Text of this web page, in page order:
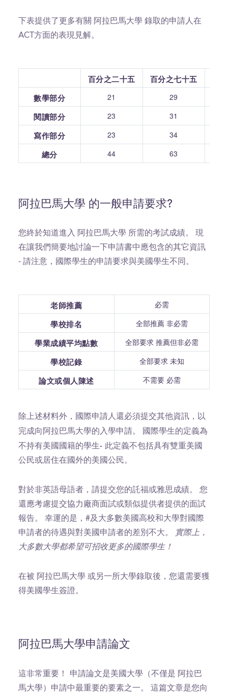
下表提供了更多有關 阿拉巴馬大學 錄取的申請人在
ACT方面的表現見解。
百分之二十五 百分之七十五
數學部分
21 29
閱讀部分 23 31
寫作部分 23 34
總分 44 63
阿拉巴馬大學 的一般申請要求?
您終於知道進入 阿拉巴馬大學 所需的考試成績。 現
在讓我們簡要地討論一下申請書中應包含的其它資訊
- 請注意，國際學生的申請要求與美國學生不同。
老師推薦 必需
學校排名 全部推薦 非必需
學業成績平均點數 全部要求 推薦但非必需
學校記錄 全部要求 未知
論文或個人陳述 不需要 必需
除上述材料外，國際申請人還必須提交其他資訊，以
完成向阿拉巴馬大學的入學申請。 國際學生的定義為
不持有美國國籍的學生- 此定義不包括具有雙重美國
公民或居住在國外的美國公民。
對於非英語母語者，請提交您的託福或雅思成績。 您
還應考慮提交協力廠商面試或類似提供者提供的面試
報告。 幸運的是，#及大多數美國高校和大學對國際
申請者的待遇與對美國申請者的差別不大。
實際上，
大多數大學都希望可招收更多的國際學生！
在被 阿拉巴馬大學 或另一所大學錄取後，您還需要獲
得美國學生簽證。
阿拉巴馬大學申請論文
這非常重要！
申請論文是美國大學（不僅是 阿拉巴
馬大學）申請中最重要的要素之一。 這篇文章是您向